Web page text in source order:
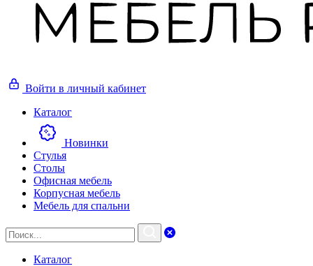
Войти в личный кабинет
Каталог
Новинки
Стулья
Столы
Офисная мебель
Корпусная мебель
Мебель для спальни
Каталог